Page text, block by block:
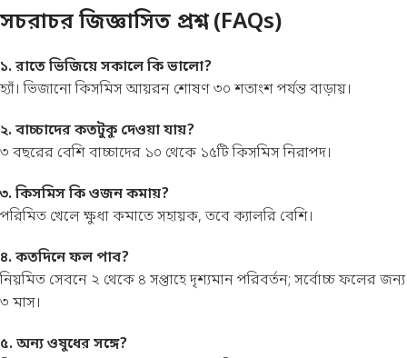
সচরাচর জিজ্ঞাসিত প্রশ্ন (FAQs)
১. রাতে ভিজিয়ে সকালে কি ভালো?
হ্যাঁ। ভিজানো কিসমিস আয়রন শোষণ ৩০ শতাংশ পর্যন্ত বাড়ায়।
২. বাচ্চাদের কতটুকু দেওয়া যায়?
৩ বছরের বেশি বাচ্চাদের ১০ থেকে ১৫টি কিসমিস নিরাপদ।
৩. কিসমিস কি ওজন কমায়?
পরিমিত খেলে ক্ষুধা কমাতে সহায়ক, তবে ক্যালরি বেশি।
৪. কতদিনে ফল পাব?
নিয়মিত সেবনে ২ থেকে ৪ সপ্তাহে দৃশ্যমান পরিবর্তন; সর্বোচ্চ ফলের জন্য
৩ মাস।
৫. অন্য ওষুধের সঙ্গে?